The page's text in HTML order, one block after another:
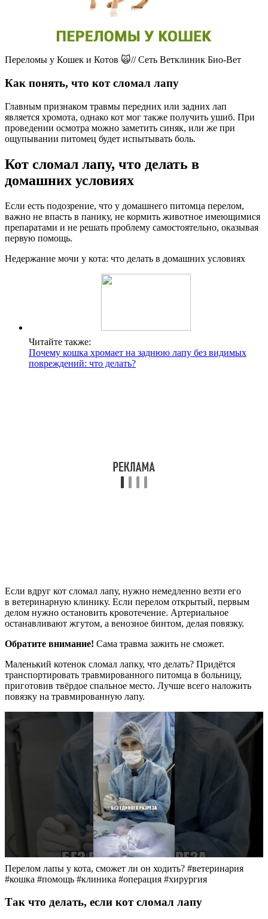
Переломы у Кошек и Котов 🙀// Сеть Ветклиник Био-Вет
Как понять, что кот сломал лапу
Главным признаком травмы передних или задних лап
является хромота, однако кот мог также получить ушиб. При
проведении осмотра можно заметить синяк, или же при
ощупывании питомец будет испытывать боль.
Кот сломал лапу, что делать в
домашних условиях
Если есть подозрение, что у домашнего питомца перелом,
важно не впасть в панику, не кормить животное имеющимися
препаратами и не решать проблему самостоятельно, оказывая
первую помощь.
Недержание мочи у кота: что делать в домашних условиях
Читайте также:
Почему кошка хромает на заднюю лапу без видимых
повреждений: что делать?
Если вдруг кот сломал лапу, нужно немедленно везти его
в ветеринарную клинику. Если перелом открытый, первым
делом нужно остановить кровотечение. Артериальное
останавливают жгутом, а венозное бинтом, делая повязку.
Обратите внимание! Сама травма зажить не сможет.
Маленький котенок сломал лапку, что делать? Придётся
транспортировать травмированного питомца в больницу,
приготовив твёрдое спальное место. Лучше всего наложить
повязку на травмированную лапу.
Перелом лапы у кота, сможет ли он ходить? #ветеринария
#кошка #помощь #клиника #операция #хирургия
Так что делать, если кот сломал лапу